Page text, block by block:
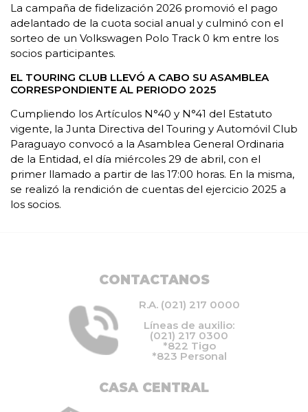
La campaña de fidelización 2026 promovió el pago
adelantado de la cuota social anual y culminó con el
sorteo de un Volkswagen Polo Track 0 km entre los
socios participantes.
EL TOURING CLUB LLEVÓ A CABO SU ASAMBLEA
CORRESPONDIENTE AL PERIODO 2025
Cumpliendo los Artículos N°40 y N°41 del Estatuto
vigente, la Junta Directiva del Touring y Automóvil Club
Paraguayo convocó a la Asamblea General Ordinaria
de la Entidad, el día miércoles 29 de abril, con el
primer llamado a partir de las 17:00 horas. En la misma,
se realizó la rendición de cuentas del ejercicio 2025 a
los socios.
CONTACTANOS
R.A. (021) 217 0000
Líneas de auxilio:
(021) 217 0300
*822 Tigo
*823 Personal
CASA CENTRAL